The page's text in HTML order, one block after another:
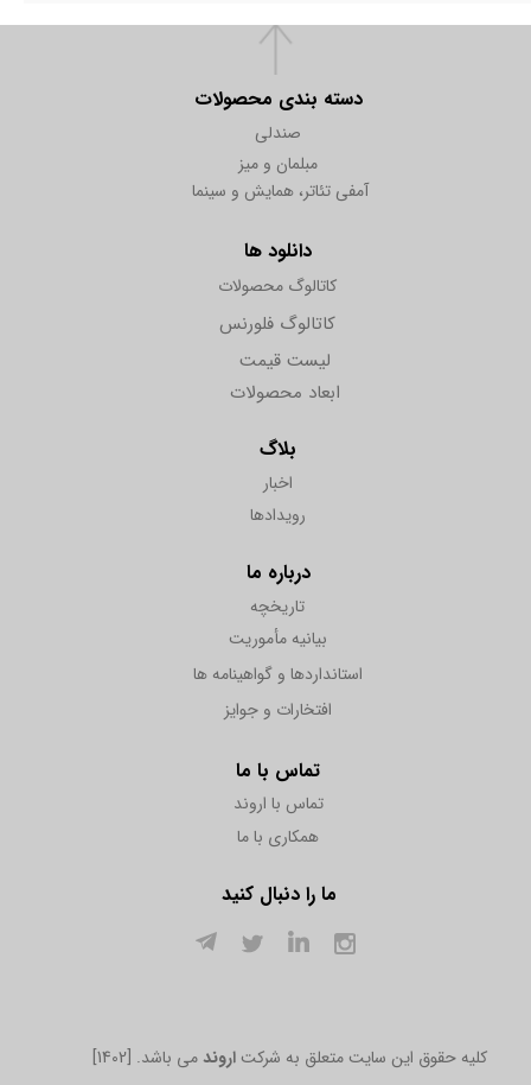
دسته بندی محصولات
صندلی
مبلمان و میز
آمفی تئاتر، همایش و سینما
دانلود ها
کاتالوگ محصولات
کاتالوگ فلورنس
بلاگ
اخبار
رویدادها
درباره ما
تاریخچه
بیانیه مأموریت
استانداردها و گواهینامه ها
افتخارات و جوایز
تماس با ما
تماس با اروند
همکاری با ما
ما را دنبال کنید
ابعاد محصولات
لیست قیمت
[1402] .کلیه حقوق این سایت متعلق به شرکت اروندمی باشد